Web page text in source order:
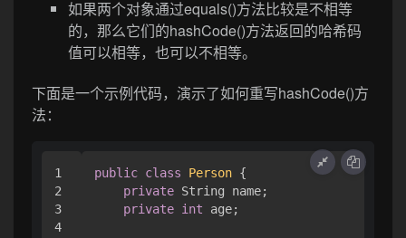
如果两个对象通过equals()方法比较是不相等
的，那么它们的hashCode()方法返回的哈希码
值可以相等，也可以不相等。
下面是一个示例代码，演示了如何重写hashCode()方
法：
1
2
3
4
public class Person {
private String name;
private int age;